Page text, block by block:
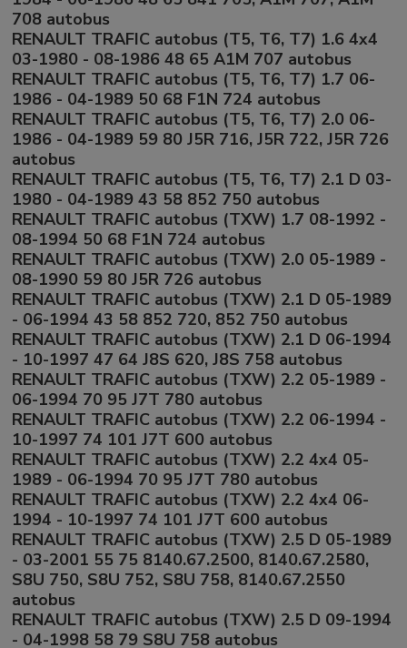
708 autobus
RENAULT TRAFIC autobus (T5, T6, T7) 1.6 4x4
03-1980 - 08-1986 48 65 A1M 707 autobus
RENAULT TRAFIC autobus (T5, T6, T7) 1.7 06-
1986 - 04-1989 50 68 F1N 724 autobus
RENAULT TRAFIC autobus (T5, T6, T7) 2.0 06-
1986 - 04-1989 59 80 J5R 716, J5R 722, J5R 726
autobus
RENAULT TRAFIC autobus (T5, T6, T7) 2.1 D 03-
1980 - 04-1989 43 58 852 750 autobus
RENAULT TRAFIC autobus (TXW) 1.7 08-1992 -
08-1994 50 68 F1N 724 autobus
RENAULT TRAFIC autobus (TXW) 2.0 05-1989 -
08-1990 59 80 J5R 726 autobus
RENAULT TRAFIC autobus (TXW) 2.1 D 05-1989
- 06-1994 43 58 852 720, 852 750 autobus
RENAULT TRAFIC autobus (TXW) 2.1 D 06-1994
- 10-1997 47 64 J8S 620, J8S 758 autobus
RENAULT TRAFIC autobus (TXW) 2.2 05-1989 -
06-1994 70 95 J7T 780 autobus
RENAULT TRAFIC autobus (TXW) 2.2 06-1994 -
10-1997 74 101 J7T 600 autobus
RENAULT TRAFIC autobus (TXW) 2.2 4x4 05-
1989 - 06-1994 70 95 J7T 780 autobus
RENAULT TRAFIC autobus (TXW) 2.2 4x4 06-
1994 - 10-1997 74 101 J7T 600 autobus
RENAULT TRAFIC autobus (TXW) 2.5 D 05-1989
- 03-2001 55 75 8140.67.2500, 8140.67.2580,
S8U 750, S8U 752, S8U 758, 8140.67.2550
autobus
RENAULT TRAFIC autobus (TXW) 2.5 D 09-1994
- 04-1998 58 79 S8U 758 autobus